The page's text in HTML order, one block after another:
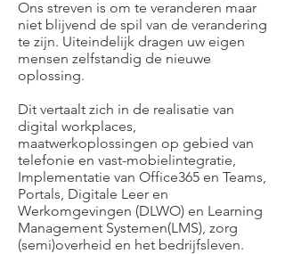
Ons streven is om te veranderen maar
niet blijvend de spil van de verandering
te zijn. Uiteindelijk dragen uw eigen
mensen zelfstandig de nieuwe
oplossing.
Dit vertaalt zich in de realisatie van
digital workplaces,
maatwerkoplossingen op gebied van
telefonie en vast-mobielintegratie,
Implementatie van Office365 en Teams,
Portals, Digitale Leer en
Werkomgevingen (DLWO) en Learning
Management Systemen(LMS), zorg
(semi)overheid en het bedrijfsleven.​